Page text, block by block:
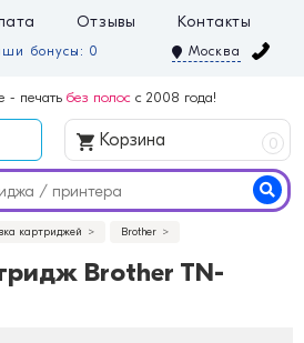
Отзывы Контакты
бонусы: 0 Москва
- печать без полос с 2008 года!
Корзина 0
картриджей Brother
Brother TN-